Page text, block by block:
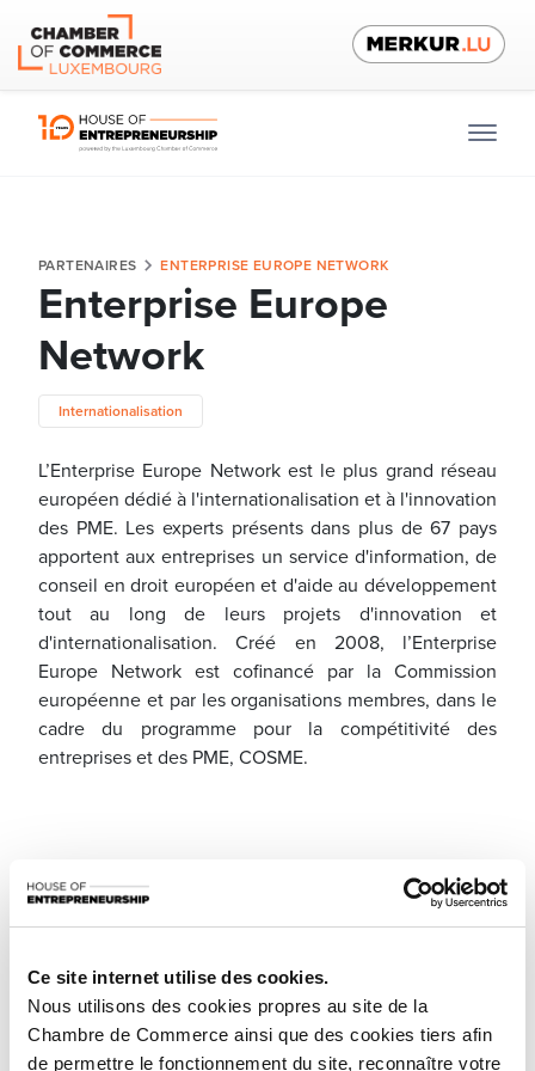
Ce site internet utilise des cookies.
Nous utilisons des cookies propres au site de la
Chambre de Commerce ainsi que des cookies tiers afin
de permettre le fonctionnement du site, reconnaître votre
PARTENAIRES ENTERPRISE EUROPE NETWORK
Enterprise Europe
Network
Internationalisation
L’Enterprise Europe Network est le plus grand réseau
européen dédié à l'internationalisation et à l'innovation
des PME. Les experts présents dans plus de 67 pays
apportent aux entreprises un service d'information, de
conseil en droit européen et d'aide au développement
tout au long de leurs projets d'innovation et
d'internationalisation. Créé en 2008, l’Enterprise
Europe Network est cofinancé par la Commission
européenne et par les organisations membres, dans le
cadre du programme pour la compétitivité des
entreprises et des PME, COSME.